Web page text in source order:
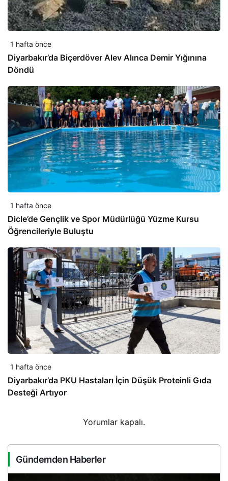
1 hafta önce
Diyarbakır’da Biçerdöver Alev Alınca Demir Yığınına
Döndü
1 hafta önce
Dicle’de Gençlik ve Spor Müdürlüğü Yüzme Kursu
Öğrencileriyle Buluştu
1 hafta önce
Diyarbakır’da PKU Hastaları İçin Düşük Proteinli Gıda
Desteği Artıyor
Yorumlar kapalı.
Gündemden Haberler